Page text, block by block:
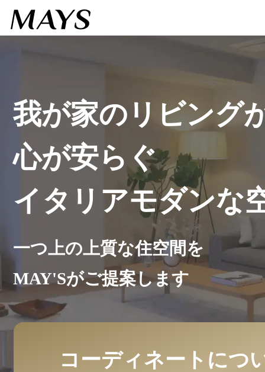
我が家のリビング
心が安らぐ
イタリアモダンな
一つ上の上質な住空間を
MAY'Sがご提案します
コーディネートにつ